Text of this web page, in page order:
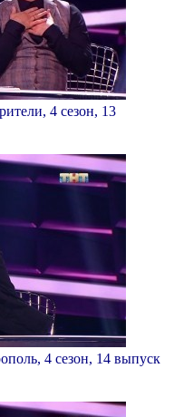
4 сезон, 13
4 сезон, 14 выпуск